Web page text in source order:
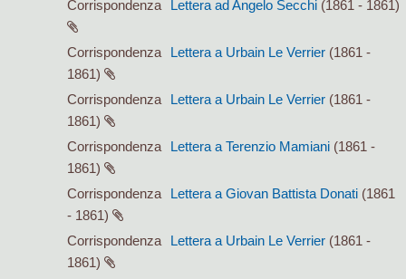
Corrispondenza
Lettera ad Angelo Secchi (1861 - 1861)
Corrispondenza Lettera a Urbain Le Verrier (1861 -
1861)
Corrispondenza
Lettera a Urbain Le Verrier (1861 -
1861)
Corrispondenza
Lettera a Terenzio Mamiani (1861 -
1861)
Corrispondenza
Lettera a Giovan Battista Donati (1861
- 1861)
Corrispondenza
Lettera a Urbain Le Verrier (1861 -
1861)